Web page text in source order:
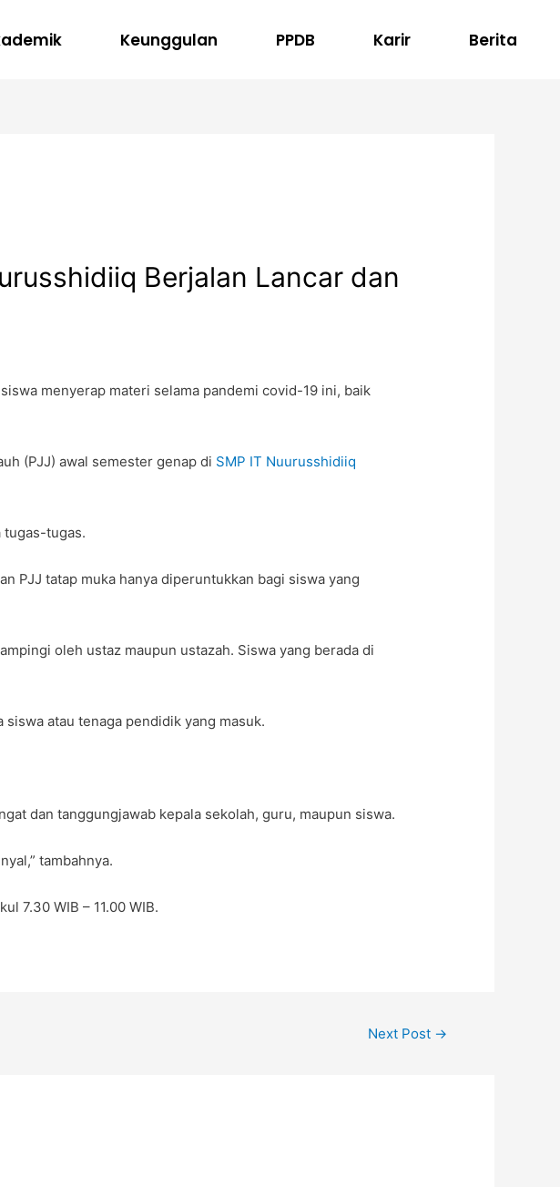
Keunggulan PPDB Karir Berita
Berjalan Lancar dan
menyerap materi selama pandemi covid-19 ini, baik
(PJJ) awal semester genap di SMP IT Nuurusshidiiq
tugas-tugas.
PJJ tatap muka hanya diperuntukkan bagi siswa yang
oleh ustaz maupun ustazah. Siswa yang berada di
atau tenaga pendidik yang masuk.
dan tanggungjawab kepala sekolah, guru, maupun siswa.
tambahnya.
7.30 WIB – 11.00 WIB.
Next Post →